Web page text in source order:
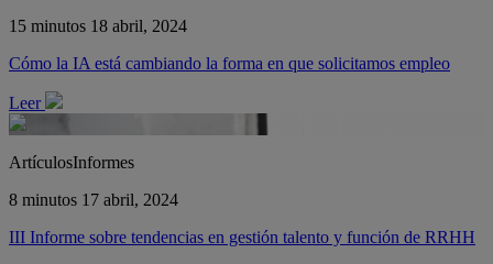
15 minutos 18 abril, 2024
Cómo la IA está cambiando la forma en que solicitamos empleo
Leer
ArtículosInformes
8 minutos 17 abril, 2024
III Informe sobre tendencias en gestión talento y función de RRHH